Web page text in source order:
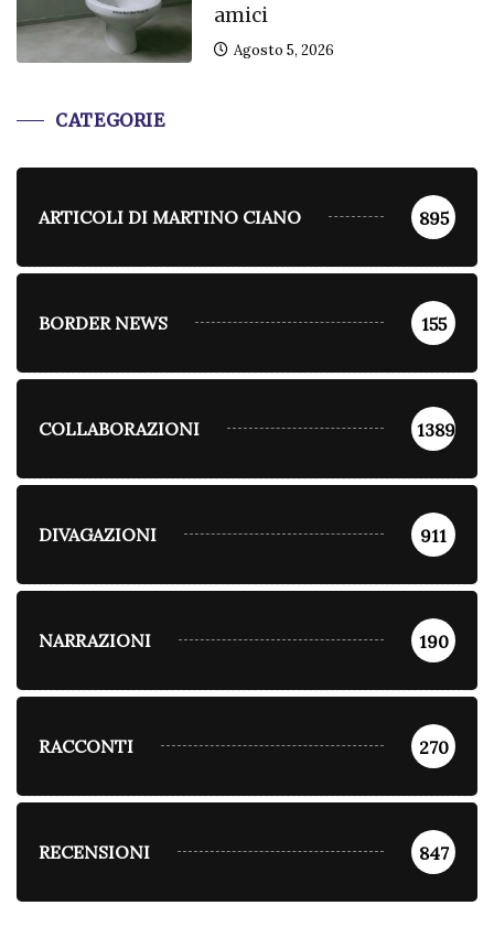
amici
Agosto 5, 2026
CATEGORIE
ARTICOLI DI MARTINO CIANO 895
BORDER NEWS 155
COLLABORAZIONI 1389
DIVAGAZIONI 911
NARRAZIONI 190
RACCONTI 270
RECENSIONI 847